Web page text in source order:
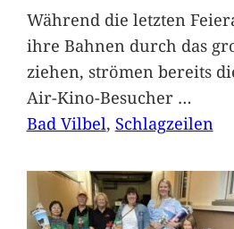
Während die letzten
ihre Bahnen durch das
ziehen, strömen bereits
Air-Kino-Besucher …
Bad Vilbel, Schlagzeilen